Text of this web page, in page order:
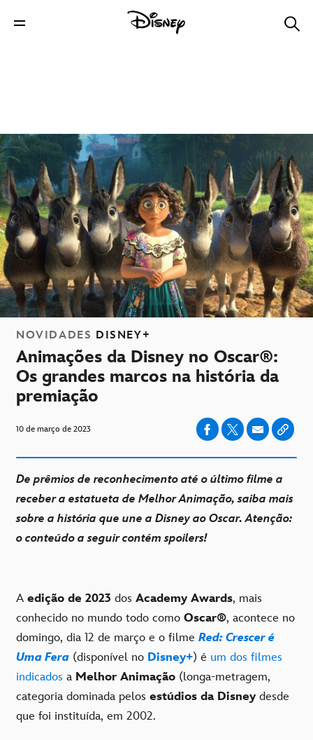
NOVIDADES DISNEY+
Animações da Disney no Oscar®:
Os grandes marcos na história da
premiação
10 de março de 2023
De prêmios de reconhecimento até o último filme a
receber a estatueta de Melhor Animação, saiba mais
sobre a história que une a Disney ao Oscar. Atenção:
o conteúdo a seguir contém spoilers!
A edição de 2023 dos Academy Awards, mais
conhecido no mundo todo como Oscar®, acontece no
domingo, dia 12 de março e o filme Red: Crescer é
Uma Fera (disponível no Disney+) é um dos filmes
indicados a Melhor Animação (longa-metragem,
categoria dominada pelos estúdios da Disney desde
que foi instituída, em 2002.